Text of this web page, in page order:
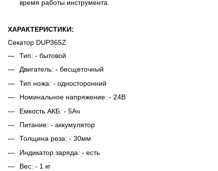
время работы инструмента.
ХАРАКТЕРИСТИКИ:
Секатор DUP365Z
Тип: - бытовой
Двигатель: - бесщеточный
Тип ножа: - односторонний
Номинальное напряжение: - 24В
Емкость АКБ: - 5Ач
Питание: - аккумулятор
Толщина реза: - 30мм
Индикатор заряда: - есть
Вес: - 1 кг